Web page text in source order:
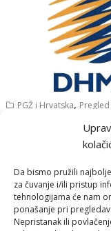
Da bismo pružili
za čuvanje i/ili pristup
tehnologijama će nam
ponašanje pri
Nepristanak ili
PGŽ i Hrvatska,